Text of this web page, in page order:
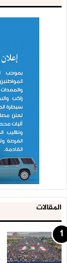
المقالات